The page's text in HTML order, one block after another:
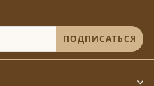
ПОДПИСАТЬСЯ